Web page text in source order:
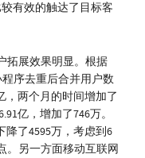
有效的触达了目标客
拓展效果明显。根据
序去重后合并用户数
，两个月的时间增加了
亿，增加了746万。
降了4595万，考虑到6
。另一方面移动互联网